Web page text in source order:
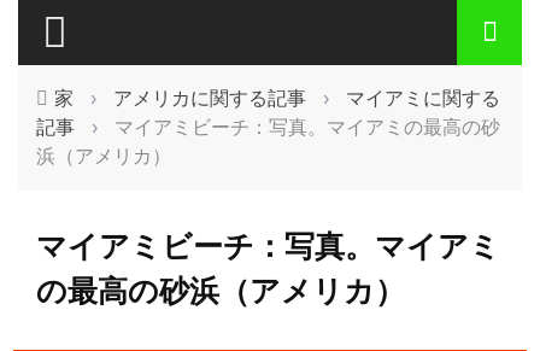
家 › アメリカに関する記事 ›
マイアミに関する
記事
›
マイアミビーチ：写真。マイアミの最高の砂
浜（アメリカ）
マイアミビーチ：写真。マイアミ
の最高の砂浜（アメリカ）